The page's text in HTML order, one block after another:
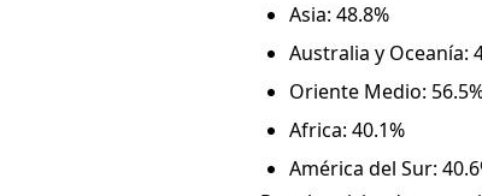
Asia: 48.8%
Australia y Oceanía:
Oriente Medio:
Africa: 40.1%
América del Sur: